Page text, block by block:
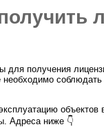
для получения
необходимо
Адреса ниже 👇